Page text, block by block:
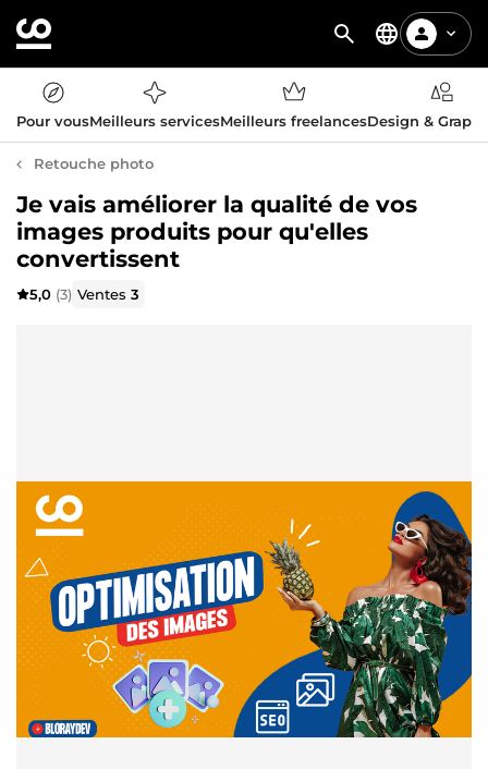
Pour vousMeilleurs servicesMeilleurs freelancesDesign &
Retouche photo
Je vais améliorer la qualité de vos
images produits pour qu'elles
convertissent
5,0 (3) Ventes3